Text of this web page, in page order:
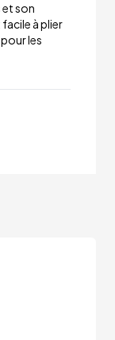
et son
à plier
les